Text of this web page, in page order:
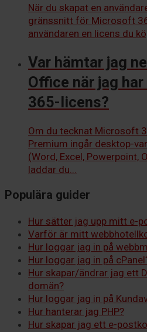
När du skapat en
gränssnitt för Microsoft
användaren en licens du
Var hämtar jag
Office när jag
365-licens?
Om du tecknat Microsoft
Premium ingår desktop-
(Word, Excel, Powerpoint,
laddar du...
Populära guider
Hur sätter jag upp mitt e-
Varför är mitt
Hur loggar jag in på
Hur loggar jag in på
Hur skapar/ändrar jag ett
domän?
Hur loggar jag in på
Hur hanterar jag PHP?
Hur skapar jag ett e-